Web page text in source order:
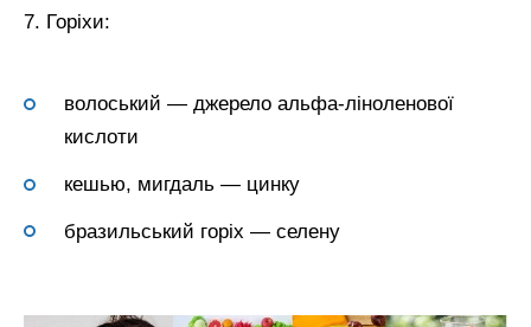
7. Горіхи:
волоський — джерело альфа-ліноленової
кислоти
кешью, мигдаль — цинку
бразильський горіх — селену